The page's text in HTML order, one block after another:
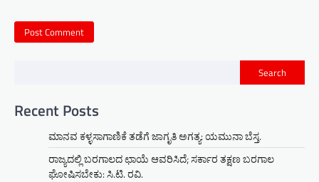
Search
Recent Posts
ಮಾನವ ಕಳ್ಳಸಾಗಾಣಿಕೆ ತಡೆಗೆ ಜಾಗೃತಿ ಅಗತ್ಯ: ಯಮುನಾ ಬೆಸ್ತ.
ರಾಜ್ಯದಲ್ಲಿ ಬರಗಾಲದ ಛಾಯೆ ಆವರಿಸಿದೆ; ಸರ್ಕಾರ ತಕ್ಷಣ ಬರಗಾಲ
ಘೋಷಿಸಬೇಕು: ಸಿ.ಟಿ. ರವಿ.